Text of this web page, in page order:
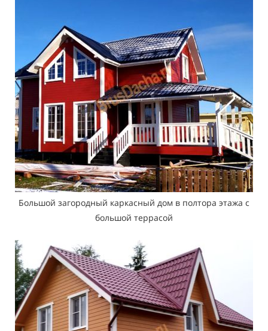
Большой загородный каркасный дом в полтора этажа с
большой террасой